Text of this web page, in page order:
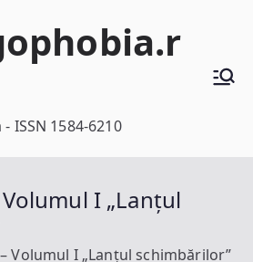
ISSN 1584-6210
I „Lanțul
Volumul I „Lanțul schimbărilor”